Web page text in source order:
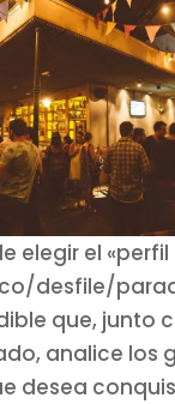
elegir el
desfile/
que, junto
analice los
desea